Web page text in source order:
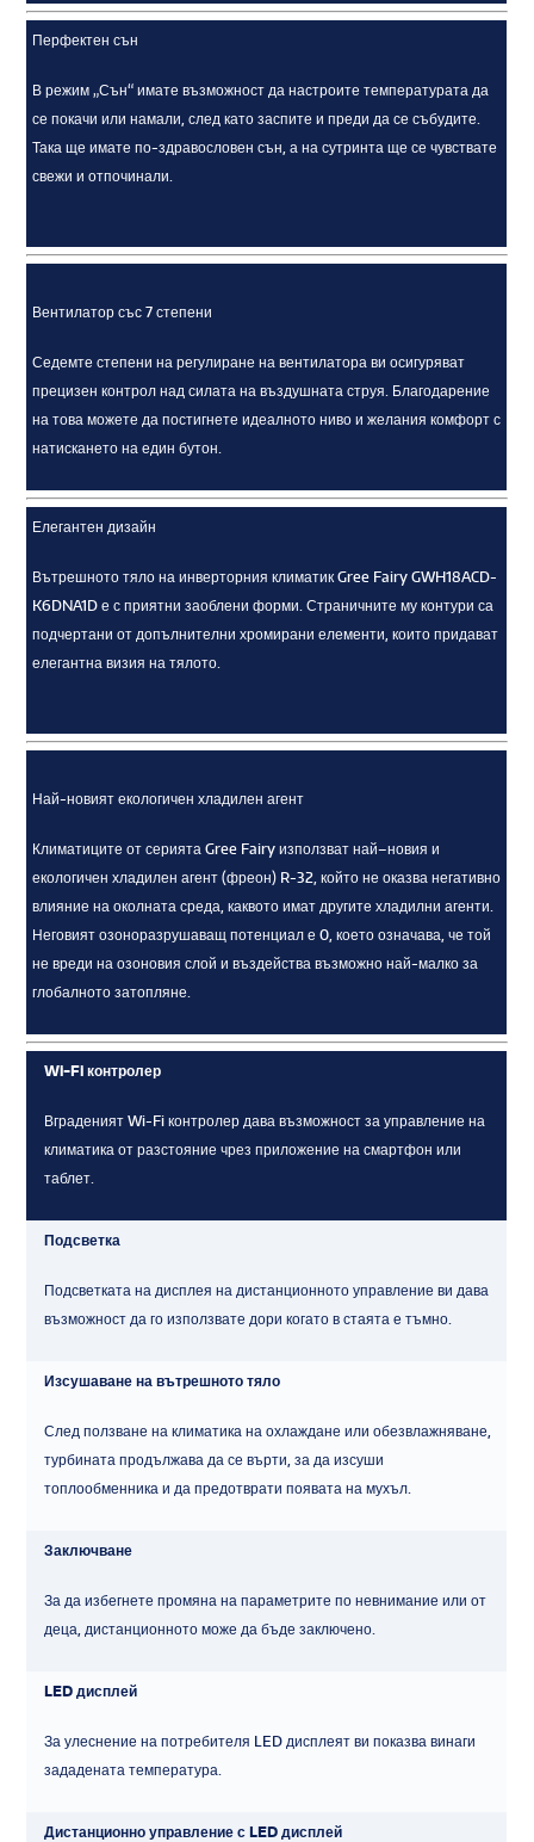
Перфектен сън
В режим „Сън“ имате възможност да настроите температурата да
се покачи или намали, след като заспите и преди да се събудите.
Така ще имате по-здравословен сън, а на сутринта ще се чувствате
свежи и отпочинали.
Вентилатор със 7 степени
Седемте степени на регулиране на вентилатора ви осигуряват
прецизен контрол над силата на въздушната струя. Благодарение
на това можете да постигнете идеалното ниво и желания комфорт с
натискането на един бутон.
Елегантен дизайн
Вътрешното тяло на инверторния климатик Gree Fairy GWH18ACD-
K6DNA1D е с приятни заоблени форми. Страничните му контури са
подчертани от допълнителни хромирани елементи, които придават
елегантна визия на тялото.
Най-новият екологичен хладилен агент
Климатиците от серията Gree Fairy използват най–новия и
екологичен хладилен агент (фреон) R-32, който не оказва негативно
влияние на околната среда, каквото имат другите хладилни агенти.
Неговият озоноразрушаващ потенциал е 0, което означава, че той
не вреди на озоновия слой и въздейства възможно най-малко за
глобалното затопляне.
Wi-Fi контролер
Вграденият Wi-Fi контролер дава възможност за управление на
климатика от разстояние чрез приложение на смартфон или
таблет.
Подсветка
Подсветката на дисплея на дистанционното управление ви дава
възможност да го използвате дори когато в стаята е тъмно.
Изсушаване на вътрешното тяло
След ползване на климатика на охлаждане или обезвлажняване,
турбината продължава да се върти, за да изсуши
топлообменника и да предотврати появата на мухъл.
Заключване
За да избегнете промяна на параметрите по невнимание или от
деца, дистанционното може да бъде заключено.
LED дисплей
За улеснение на потребителя LED дисплеят ви показва винаги
зададената температура.
Дистанционно управление с LED дисплей